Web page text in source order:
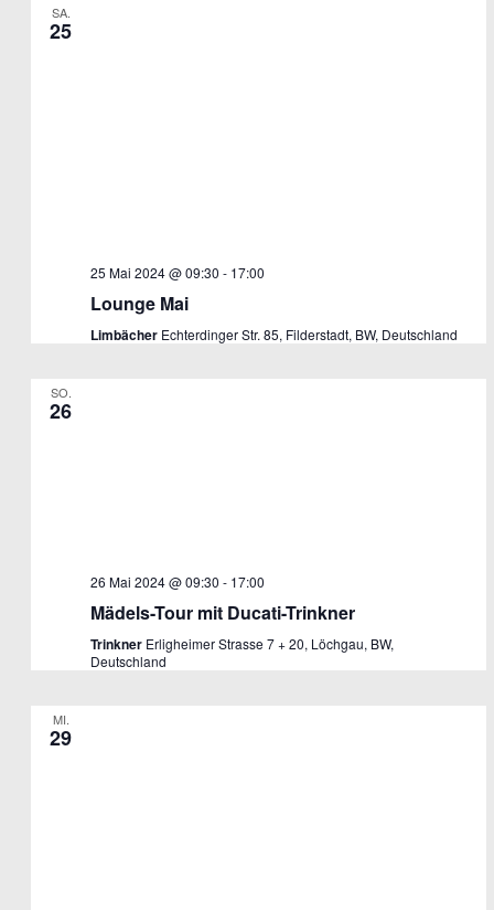
SA.
25
25 Mai 2024 @ 09:30 - 17:00
Lounge Mai
Limbächer Echterdinger Str. 85, Filderstadt, BW, Deutschland
SO.
26
26 Mai 2024 @ 09:30 - 17:00
Mädels-Tour mit Ducati-Trinkner
Trinkner Erligheimer Strasse 7 + 20, Löchgau, BW,
Deutschland
MI.
29